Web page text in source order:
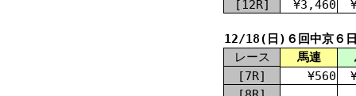
[12R]
¥3,460
12/18(日)６回中京６
レース
馬連
[7R]
¥560